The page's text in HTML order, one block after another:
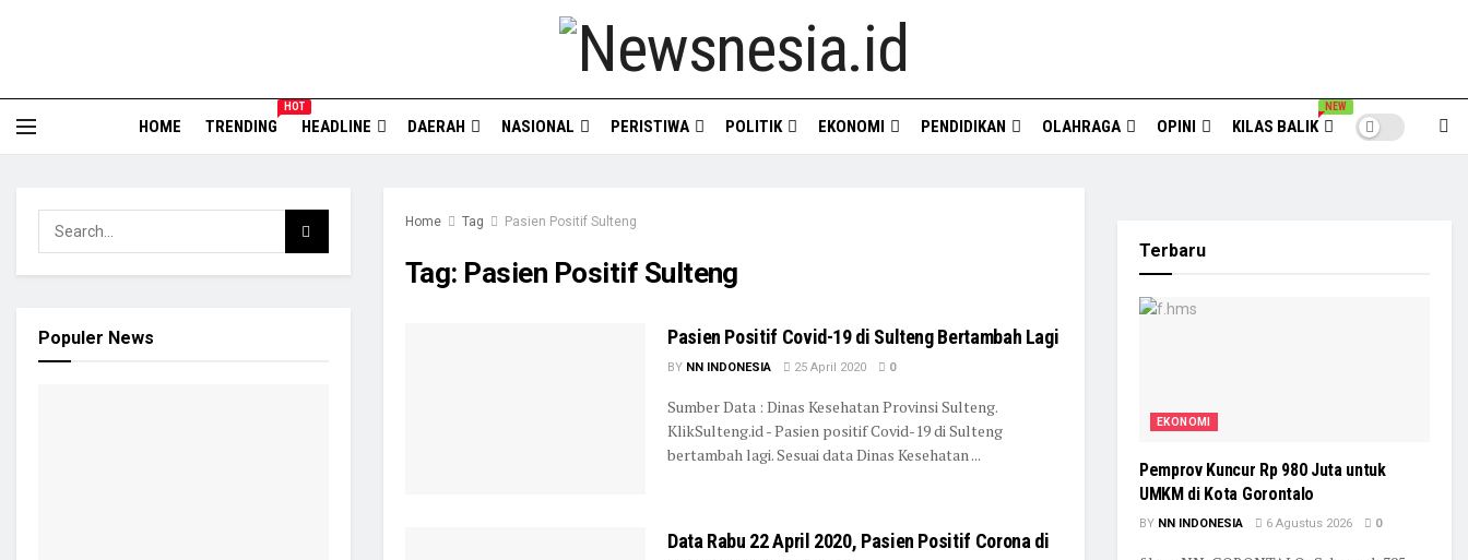
HOME TRENDING
HOT
HEADLINE DAERAH NASIONAL PERISTIWA POLITIK EKONOMI PENDIDIKAN OLAHRAGA OPINI KILAS BALIK
NEW
Home Tag Pasien Positif Sulteng
Tag: Pasien Positif Sulteng
Pasien Positif Covid-19 di Sulteng Bertambah Lagi
BY NN INDONESIA 25 April 2020 0
Sumber Data : Dinas Kesehatan Provinsi Sulteng.
KlikSulteng.id - Pasien positif Covid-19 di Sulteng
bertambah lagi. Sesuai data Dinas Kesehatan ...
Data Rabu 22 April 2020, Pasien Positif Corona di
Populer News
Terbaru
EKONOMI
Pemprov Kuncur Rp 980 Juta untuk
UMKM di Kota Gorontalo
BY NN INDONESIA 6 Agustus 2026 0